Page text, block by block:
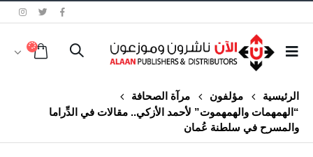
الرئيسية مؤلفون
مرآة الصحافة
“الهمهمات والهمهموت” لأحمد الأزكي.. مقالات في الدِّراما
والمسرح في سلطنة عُمان